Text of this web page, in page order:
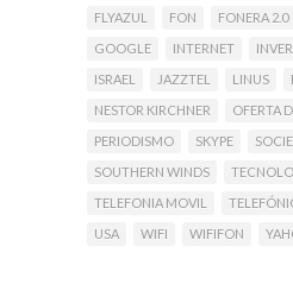
FLYAZUL
FON FONERA 2.0
GOOGLE
INTERNET
ISRAEL
JAZZTEL LINUS
NESTOR KIRCHNER
OFERTA
PERIODISMO
SKYPE
SOUTHERN WINDS
TELEFONIA MOVIL
USA
WIFI WIFIFON